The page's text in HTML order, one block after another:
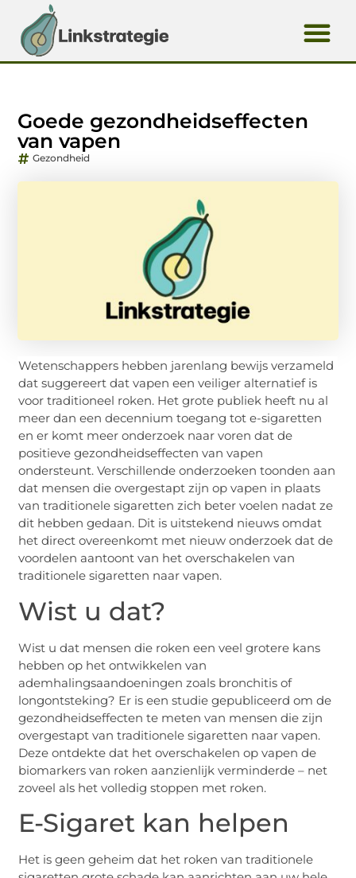
Goede gezondheidseffecten
van vapen
Gezondheid
Wetenschappers hebben jarenlang bewijs verzameld
dat suggereert dat vapen een veiliger alternatief is
voor traditioneel roken. Het grote publiek heeft nu al
meer dan een decennium toegang tot e-sigaretten
en er komt meer onderzoek naar voren dat de
positieve gezondheidseffecten van vapen
ondersteunt. Verschillende onderzoeken toonden aan
dat mensen die overgestapt zijn op vapen in plaats
van traditionele sigaretten zich beter voelen nadat ze
dit hebben gedaan. Dit is uitstekend nieuws omdat
het direct overeenkomt met nieuw onderzoek dat de
voordelen aantoont van het overschakelen van
traditionele sigaretten naar vapen.
Wist u dat?
Wist u dat mensen die roken een veel grotere kans
hebben op het ontwikkelen van
ademhalingsaandoeningen zoals bronchitis of
longontsteking? Er is een studie gepubliceerd om de
gezondheidseffecten te meten van mensen die zijn
overgestapt van traditionele sigaretten naar vapen.
Deze ontdekte dat het overschakelen op vapen de
biomarkers van roken aanzienlijk verminderde – net
zoveel als het volledig stoppen met roken.
E-Sigaret kan helpen
Het is geen geheim dat het roken van traditionele